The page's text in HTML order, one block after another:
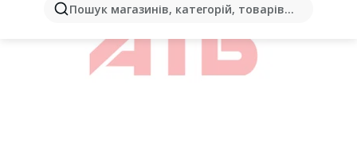
Пошук магазинів, категорій, товарів...